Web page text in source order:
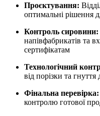
Проєктування:
оптимальні рішення
Контроль сировини:
напівфабрикатів та
сертифікатам
Технологічний
від порізки та
Фінальна перевірка:
контролю готової